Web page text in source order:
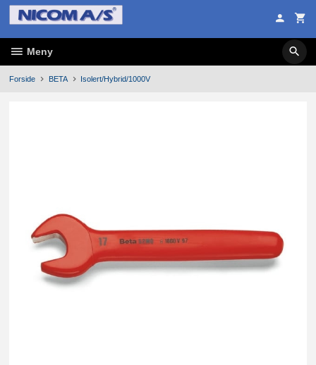
Gå
innholdet
Meny
Forside BETA Isolert/Hybrid/1000V